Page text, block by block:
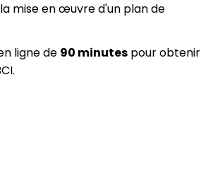
mise en œuvre d'un plan de
ligne de 90 minutes pour obtenir